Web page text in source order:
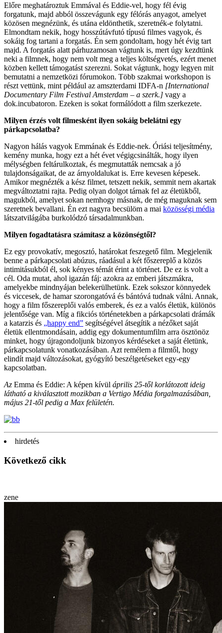
Előre meghatároztuk Emmával és Eddie-vel, hogy fél évig
forgatunk, majd abból összevágunk egy félórás anyagot, amelyet
közösen megnézünk, és utána eldönthetik, szeretnék-e folytatni.
Elmondtam nekik, hogy hosszútávfutó típusú filmes vagyok, és
sokáig fog tartani a forgatás. Én sem gondoltam, hogy hét évig tart
majd. A forgatás alatt párhuzamosan vágtunk is, mert úgy kezdtünk
neki a filmnek, hogy nem volt meg a teljes költségvetés, ezért menet
közben kellett támogatást szerezni. Sokat vágtunk, hogy legyen mit
bemutatni a nemzetközi fórumokon. Több szakmai workshopon is
részt vettünk, mint például az amszterdami IDFA-n [International
Documentary Film Festival Amsterdam – a szerk.] vagy a
dok.incubatoron. Ezeken is sokat formálódott a film szerkezete.
Milyen érzés volt filmesként ilyen sokáig belelátni egy
párkapcsolatba?
Nagyon hálás vagyok Emmának és Eddie-nek. Óriási teljesítmény,
kemény munka, hogy ezt a hét évet végigcsinálták, hogy ilyen
mélységben feltárulkoztak, és megmutatták nemcsak a jó
tulajdonságaikat, de az árnyoldalukat is. Erre kevesen képesek.
Amikor megnézték a kész filmet, tetszett nekik, semmit nem akartak
megváltoztatni rajta. Pedig olyan dolgot tárnak fel az életükből,
magukból, amelyet sokan nemhogy másnak, de még maguknak sem
szeretnek bevallani. Én ezt nagyra becsülöm a mai közösségi média
látszatvilágába burkolódzó társadalmunkban.
Milyen fogadtatásra számítasz a közönségtől?
Ez egy provokatív, megosztó, határokat feszegető film. Megjelenik
benne a párkapcsolati abúzus, ráadásul a két főszereplő a közös
intimitásukból él, sok kényes témát érint a történet. De ez is volt a
cél. Oda mutat, ahol igazán fáj: azokra az emberi játszmákra,
amelyekbe mindnyájan belekerülhetünk. Ezek sokszor könnyedek
és viccesek, de hamar szorongatóvá és bántóvá tudnak válni. Annak,
hogy a film főszereplői valós emberek, és ez a valós életük, különös
jelentősége van. Míg a fikciós történetekben a párkapcsolati drámák
a katarzis és „happy end” segítségével átsegítik a nézőket saját
életük ellentmondásain, addig egy dokumentumfilm arra ösztönöz
minket, hogy újragondoljunk bizonyos kérdéseket a saját életünk,
párkapcsolatunk vonatkozásában. Azt remélem a filmtől, hogy
elindít majd változásokat, gyógyító beszélgetéseket egy-egy
kapcsolatban.
Az Emma és Eddie: A képen kívül április 25-től korlátozott ideig
látható a kiválasztott mozikban a Vertigo Média forgalmazásában,
május 21-től pedig a Max felületén.
hirdetés
Következő cikk
zene